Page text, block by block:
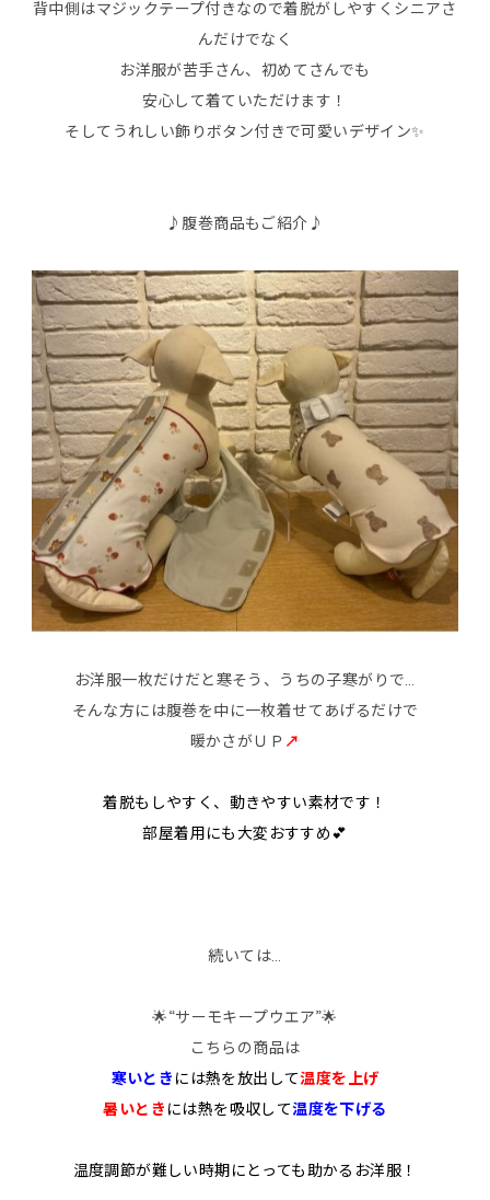
背中側はマジックテープ付きなので着脱がしやすくシニアさ
んだけでなく
お洋服が苦手さん、初めてさんでも
安心して着ていただけます！
そしてうれしい飾りボタン付きで可愛いデザイン✨
♪腹巻商品もご紹介♪
お洋服一枚だけだと寒そう、うちの子寒がりで…
そんな方には腹巻を中に一枚着せてあげるだけで
暖かさがＵＰ ↗
着脱もしやすく、動きやすい素材です！
部屋着用にも大変おすすめ💕
続いては…
🌟“サーモキープウエア”🌟
こちらの商品は
寒いとき には熱を放出して温度を上げ
暑いとき には熱を吸収して温度を下げる
温度調節が難しい時期にとっても助かるお洋服！